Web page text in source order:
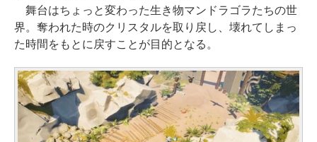
舞台はちょっと変わった生き物マンドラゴラたちの世
界。奪われた時のクリスタルを取り戻し、壊れてしまっ
た時間をもとに戻すことが目的となる。